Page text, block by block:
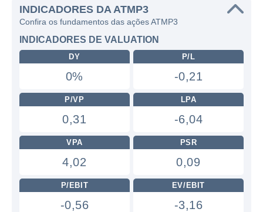
INDICADORES DA ATMP3
Confira os fundamentos das ações ATMP3
INDICADORES DE VALUATION
DY
0%
P/L
-0,21
P/VP
0,31
LPA
-6,04
VPA
4,02
PSR
0,09
P/EBIT
-0,56
EV/EBIT
-3,16